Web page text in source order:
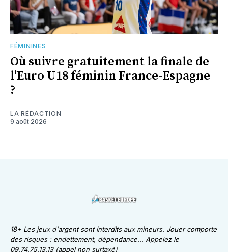
FÉMININES
Où suivre gratuitement la finale de
l'Euro U18 féminin France-Espagne
?
LA RÉDACTION
9 août 2026
18+ Les jeux d'argent sont interdits aux mineurs. Jouer comporte
des risques : endettement, dépendance... Appelez le
09.74.75.13.13 (appel non surtaxé)